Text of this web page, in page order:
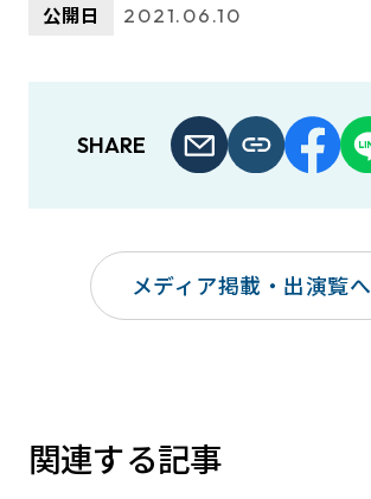
公開日 2021.06.10
SHARE
メディア掲載・出演覧へ
関連する記事